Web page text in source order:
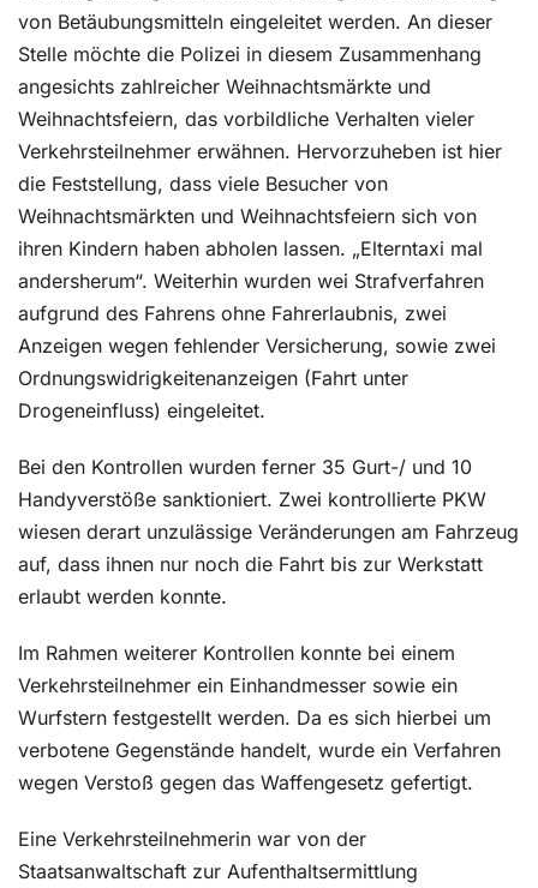
von Betäubungsmitteln eingeleitet werden. An dieser
Stelle möchte die Polizei in diesem Zusammenhang
angesichts zahlreicher Weihnachtsmärkte und
Weihnachtsfeiern, das vorbildliche Verhalten vieler
Verkehrsteilnehmer erwähnen. Hervorzuheben ist hier
die Feststellung, dass viele Besucher von
Weihnachtsmärkten und Weihnachtsfeiern sich von
ihren Kindern haben abholen lassen. „Elterntaxi mal
andersherum“. Weiterhin wurden wei Strafverfahren
aufgrund des Fahrens ohne Fahrerlaubnis, zwei
Anzeigen wegen fehlender Versicherung, sowie zwei
Ordnungswidrigkeitenanzeigen (Fahrt unter
Drogeneinfluss) eingeleitet.
Bei den Kontrollen wurden ferner 35 Gurt-/ und 10
Handyverstöße sanktioniert. Zwei kontrollierte PKW
wiesen derart unzulässige Veränderungen am Fahrzeug
auf, dass ihnen nur noch die Fahrt bis zur Werkstatt
erlaubt werden konnte.
Im Rahmen weiterer Kontrollen konnte bei einem
Verkehrsteilnehmer ein Einhandmesser sowie ein
Wurfstern festgestellt werden. Da es sich hierbei um
verbotene Gegenstände handelt, wurde ein Verfahren
wegen Verstoß gegen das Waffengesetz gefertigt.
Eine Verkehrsteilnehmerin war von der
Staatsanwaltschaft zur Aufenthaltsermittlung